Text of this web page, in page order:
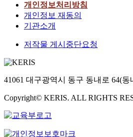
개인정보처리방침
개인정보 재동의
기관소개
저작물 게시중단요청
41061 대구광역시 동구 동내로 64(동
Copyright© KERIS. ALL RIGHTS